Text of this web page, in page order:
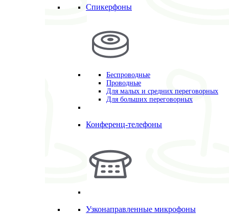
Спикерфоны
Беспроводные
Проводные
Для малых и средних переговорных
Для больших переговорных
Конференц-телефоны
Узконаправленные микрофоны